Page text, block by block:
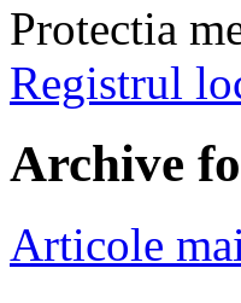
Protectia
Registrul
Archive
Articole